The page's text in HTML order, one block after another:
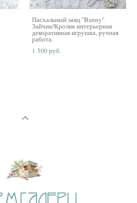
Пасхальный заяц "Banny"
Зайчик/Кролик интерьерная
декоративная игрушка, ручная
работа.
1 300 pуб.